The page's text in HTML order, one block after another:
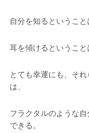
自分を知るということ
耳を傾けるということ
とても幸運にも、そ
は、
フラクタルのような
できる。